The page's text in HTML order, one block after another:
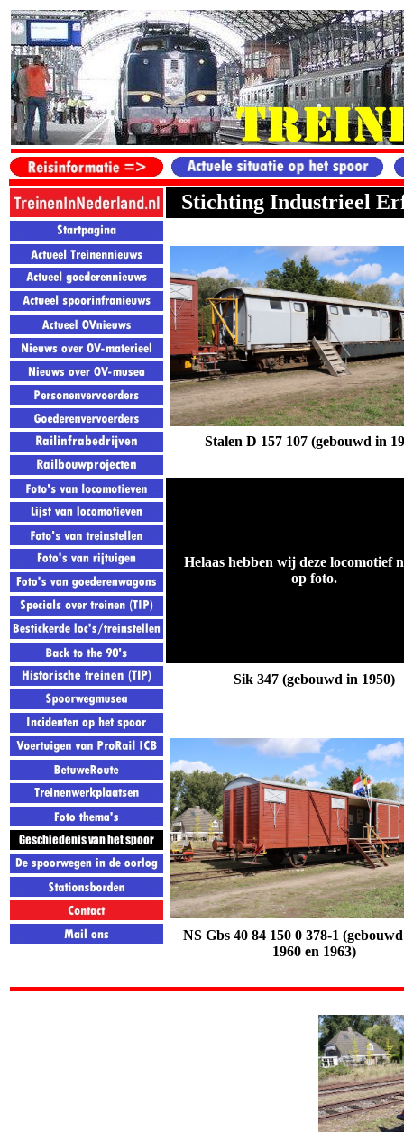
Stichting Industrieel
Stalen D 157 107 (gebouwd in
Helaas hebben wij deze locomotief
op foto.
Sik 347 (gebouwd in 1950)
NS Gbs 40 84 150 0 378-1
1960 en 1963)